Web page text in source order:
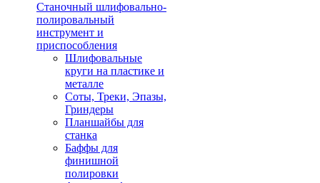
Станочный шлифовально-
полировальный
инструмент и
приспособления
Шлифовальные
круги на пластике и
металле
Соты, Треки, Эпазы,
Гриндеры
Планшайбы для
станка
Баффы для
финишной
полировки